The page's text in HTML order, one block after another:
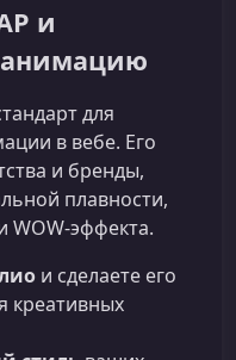
и
анимацию
для
в вебе. Его
и бренды,
плавности,
WOW-эффекта.
и сделаете его
креативных